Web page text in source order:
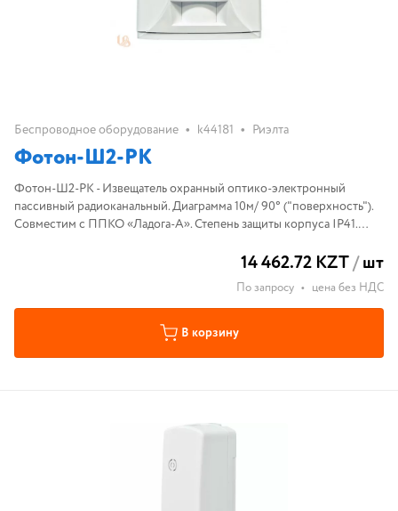
Беспроводное оборудование • k44181 • Риэлта
Фотон-Ш2-РК
Фотон-Ш2-РК - Извещатель охранный оптико-электронный
пассивный радиоканальный. Диаграмма 10м/ 90° ("поверхность").
Совместим с ППКО «Ладога-А». Степень защиты корпуса IP41.
14 462.72 KZT/шт
По запросу • цена без НДС
В корзину